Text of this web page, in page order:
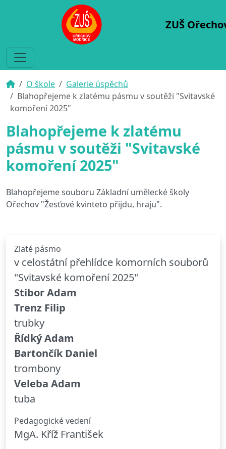
ZUŠ
O škole
Galerie úspěchů
Blahopřejeme k zlatému pásmu v soutěži "Svitavské
komoření 2025"
Blahopřejeme k zlatému
pásmu v soutěži "Svitavské
komoření 2025"
Blahopřejeme souboru Základní umělecké školy
Ořechov "Žesťové kvinteto přijdu, hraju".
Zlaté pásmo
v celostátní přehlídce komorních souborů
"Svitavské komoření 2025"
Stibor Adam
Trenz Filip
trubky
Řídký Adam
Bartončík Daniel
trombony
Veleba Adam
tuba
Pedagogické vedení
MgA. Kříž František